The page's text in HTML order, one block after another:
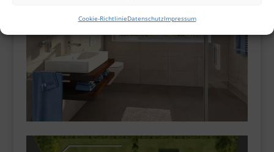
Cookie-RichtlinieDatenschutzImpressum